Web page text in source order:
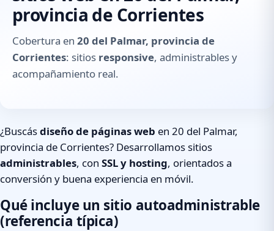
provincia de Corrientes
Cobertura en 20 del Palmar, provincia de
Corrientes: sitios responsive, administrables y
acompañamiento real.
¿Buscásdiseño de páginas web en 20 del Palmar,
provincia de Corrientes? Desarrollamos sitios
administrables, con SSL y hosting, orientados a
conversión y buena experiencia en móvil.
Qué incluye un sitio autoadministrable
(referencia típica)